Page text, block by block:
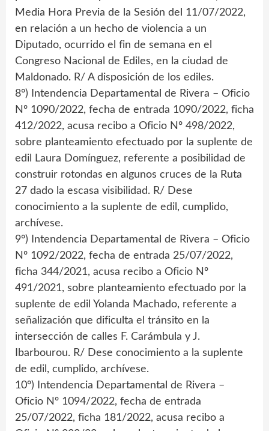
Media Hora Previa de la Sesión del 11/07/2022,
en relación a un hecho de violencia a un
Diputado, ocurrido el fin de semana en el
Congreso Nacional de Ediles, en la ciudad de
Maldonado. R/ A disposición de los ediles.
8º) Intendencia Departamental de Rivera – Oficio
Nº 1090/2022, fecha de entrada 1090/2022, ficha
412/2022, acusa recibo a Oficio Nº 498/2022,
sobre planteamiento efectuado por la suplente de
edil Laura Domínguez, referente a posibilidad de
construir rotondas en algunos cruces de la Ruta
27 dado la escasa visibilidad. R/ Dese
conocimiento a la suplente de edil, cumplido,
archívese.
9º) Intendencia Departamental de Rivera – Oficio
Nº 1092/2022, fecha de entrada 25/07/2022,
ficha 344/2021, acusa recibo a Oficio Nº
491/2021, sobre planteamiento efectuado por la
suplente de edil Yolanda Machado, referente a
señalización que dificulta el tránsito en la
intersección de calles F. Carámbula y J.
Ibarbourou. R/ Dese conocimiento a la suplente
de edil, cumplido, archívese.
10º) Intendencia Departamental de Rivera –
Oficio Nº 1094/2022, fecha de entrada
25/07/2022, ficha 181/2022, acusa recibo a